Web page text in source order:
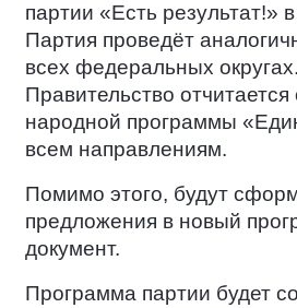
партии «Есть результат!»
Партия проведёт
всех федеральных
Правительство
народной программы
всем направлениям.
Помимо этого, будут
предложения в новый
документ.
Программа партии будет